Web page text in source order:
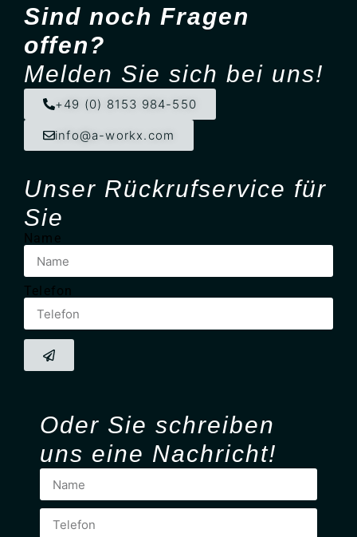
Sind noch Fragen
offen?
Melden Sie sich bei uns!
+49 (0) 8153 984-550
info@a-workx.com
Unser Rück­ruf­service für
Sie
Name
Telefon
Oder Sie schreiben
uns eine Nachricht!